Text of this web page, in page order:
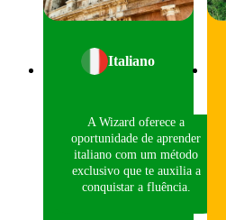
Italiano
A Wizard oferece a
oportunidade de aprender
italiano com um método
exclusivo que te auxilia a
conquistar a fluência.